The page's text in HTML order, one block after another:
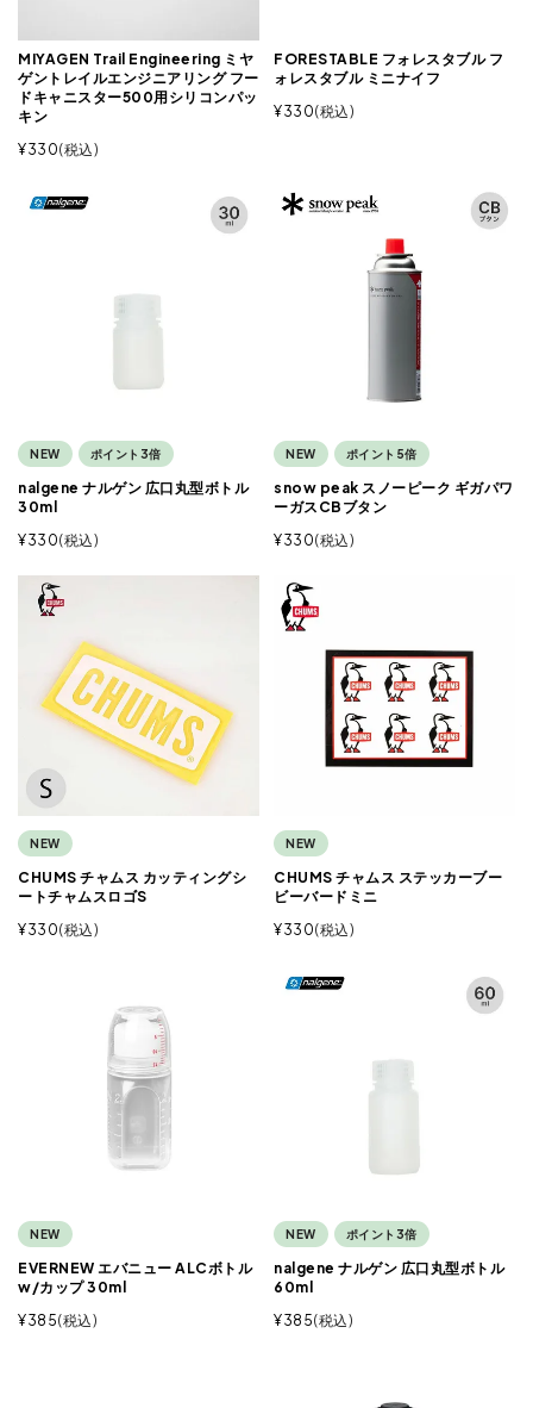
MIYAGEN Trail Engineering ミヤ
ゲントレイルエンジニアリング フー
ドキャニスター500用シリコンパッ
キン
¥330 税込
FORESTABLE フォレスタブル フ
ォレスタブル ミニナイフ
¥330 税込
NEW ポイント3倍
nalgene ナルゲン 広口丸型ボトル
30ml
¥330 税込
NEW ポイント5倍
snow peak スノーピーク ギガパワ
ーガスCBブタン
¥330 税込
NEW
CHUMS チャムス カッティングシ
ートチャムスロゴS
¥330 税込
NEW
CHUMS チャムス ステッカーブー
ビーバードミニ
¥330 税込
NEW
EVERNEW エバニュー ALCボトル
w/カップ 30ml
¥385 税込
NEW ポイント3倍
nalgene ナルゲン 広口丸型ボトル
60ml
¥385 税込